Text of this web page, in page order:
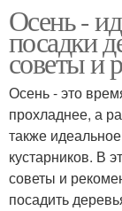
Осень -
посадки
советы и
Осень - это
прохладнее, а
также
кустарников. В
советы и
посадить